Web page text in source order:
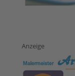
Anzeige